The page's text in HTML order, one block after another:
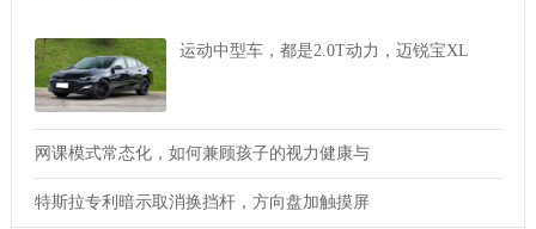
运动中型车，都是2.0T动力，迈锐宝XL
网课模式常态化，如何兼顾孩子的视力健康与
特斯拉专利暗示取消换挡杆，方向盘加触摸屏